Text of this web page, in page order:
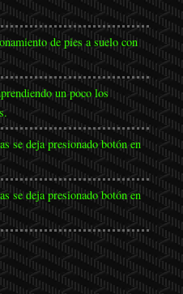
de pies a suelo con
un poco los
se deja presionado botón en
se deja presionado botón en